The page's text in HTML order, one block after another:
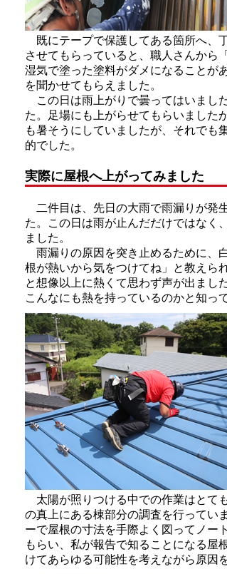
既にテープで保護してある箇所へ、
させてもらっていると、職人さんから
湿気で塗った塗料がダメになることが
を聞かせてもらえました。
この日は雨上がりで曇ってはいまし
た。足場にも上がらせてもらいました
も暑そうにしていましたが、それでも
的でした。
実際に屋根へ上がってみました
二件目は、先日の大雨で雨漏りが発
た。この日は雨が止んだだけではなく
ました。
雨漏りの原因を突き止めるために、
根が熱いから気をつけてね」と教えら
と想像以上に熱くて思わず声が出まし
こんなにも熱を持っているのかと知っ
太陽が照りつける中での作業はとて
の真上にある棟部分の調査を行ってい
ーで屋根の寸法を手際よく図ってノー
もらい、私が報告で知ることになる屋
けてあらゆる可能性を考えながら原因